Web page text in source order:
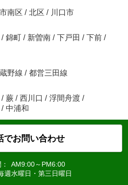
南区 / 北区 / 川口市
/ 錦町 / 新曽南 / 下戸田 / 下前 /
野線 / 都営三田線
/ 蕨 / 西川口 / 浮間舟渡 /
/ 中浦和
でお問い合わせ
AM9:00～PM6:00
週水曜日・第三日曜日